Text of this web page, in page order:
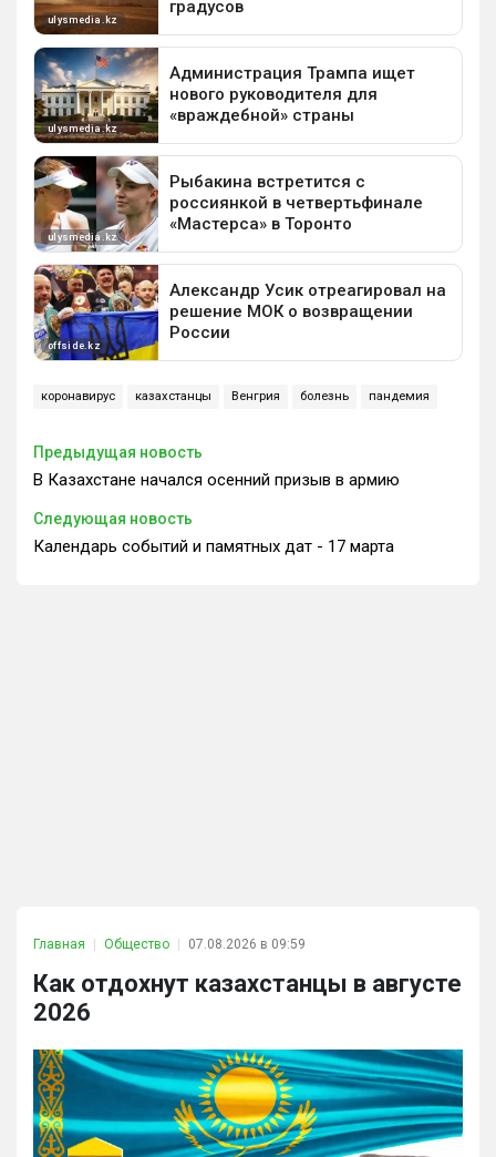
коронавирус казахстанцы Венгрия болезнь пандемия
Предыдущая новость
В Казахстане начался осенний призыв в армию
Следующая новость
Календарь событий и памятных дат - 17 марта
Главная Общество 07.08.2026 в 09:59
Как отдохнут казахстанцы в августе
2026